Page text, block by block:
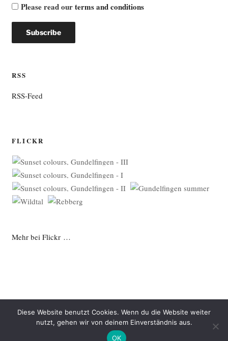
Please read ourterms and conditions
RSS
RSS-Feed
FLICKR
Mehr bei Flickr …
Datenschutzerklärung Mit Stolz präsentiert von WordPress
Diese Website benutzt Cookies. Wenn du die Website weiter
nutzt, gehen wir von deinem Einverständnis aus.
OK